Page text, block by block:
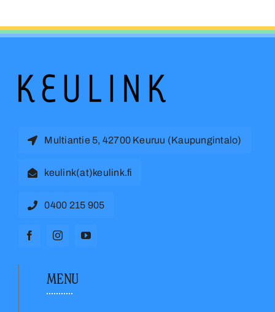
Multiantie 5, 42700 Keuruu (Kaupungintalo)
keulink(at)keulink.fi
0400 215 905
MENU